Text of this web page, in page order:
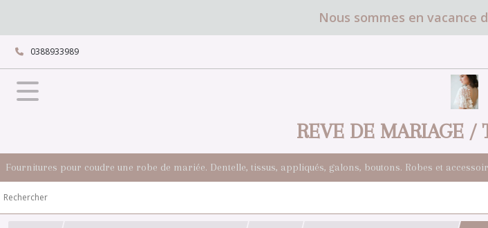
Nous sommes en vacance
0388933989
REVE DE MARIAGE /
Fournitures pour coudre une robe de mariée. Dentelle, tissus, appliqués, galons, boutons. Robes et